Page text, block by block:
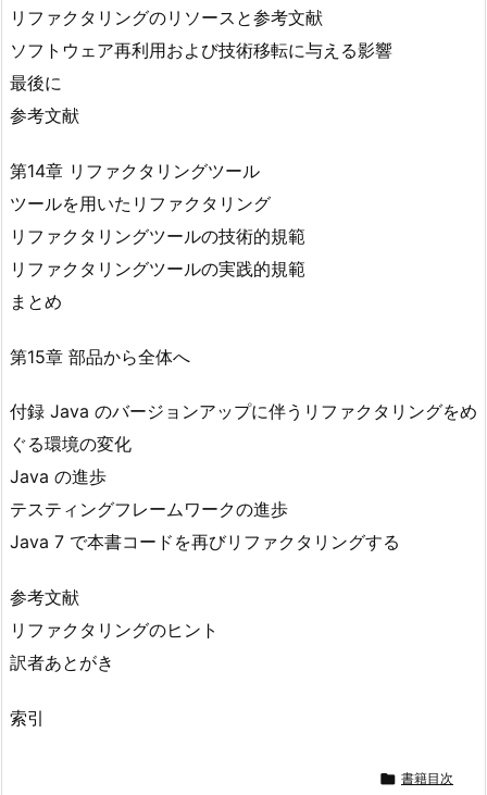
リファクタリングのリソースと参考文献
ソフトウェア再利用および技術移転に与える影響
最後に
参考文献
第14章 リファクタリングツール
ツールを用いたリファクタリング
リファクタリングツールの技術的規範
リファクタリングツールの実践的規範
まとめ
第15章 部品から全体へ
付録 Java のバージョンアップに伴うリファクタリングをめ
ぐる環境の変化
Java の進歩
テスティングフレームワークの進歩
Java 7 で本書コードを再びリファクタリングする
参考文献
リファクタリングのヒント
訳者あとがき
索引
 書籍目次